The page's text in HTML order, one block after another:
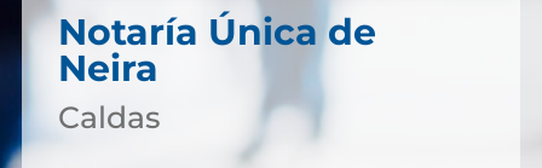
Notaría Única de
Neira
Caldas